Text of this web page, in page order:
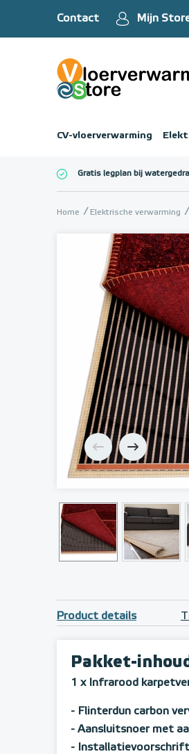
Contact Mijn
CV-vloerverwarming
Gratis legplan bij
Home Elektrische verwarming
Product details
Pakket-
1 x Infrarood
- Flinterdun carbon
- Aansluitsnoer met
-